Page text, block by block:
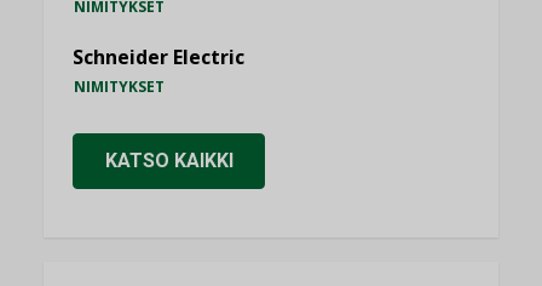
NIMITYKSET
Schneider Electric
NIMITYKSET
KATSO KAIKKI